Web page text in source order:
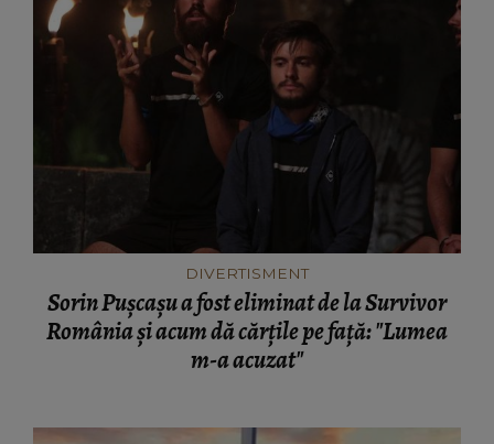
DIVERTISMENT
Sorin Pușcașu a fost eliminat de la Survivor
România și acum dă cărțile pe față: "Lumea
m-a acuzat"